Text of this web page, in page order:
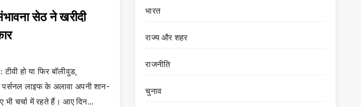
सेठ ने खरीदी
हो या फिर बॉलीवुड,
लाइफ के अलावा अपनी शान-
भी चर्चा में रहते हैं। आए दिन…
भारत
राज्य और शहर
राजनीति
चुनाव